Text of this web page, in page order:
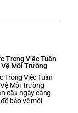
Trong Việc Tuân
Môi Trường
Trong Việc Tuân
Môi Trường
cầu ngày càng
bảo vệ môi